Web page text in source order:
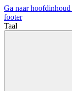
Ga naar hoofdinhoud
footer
Taal